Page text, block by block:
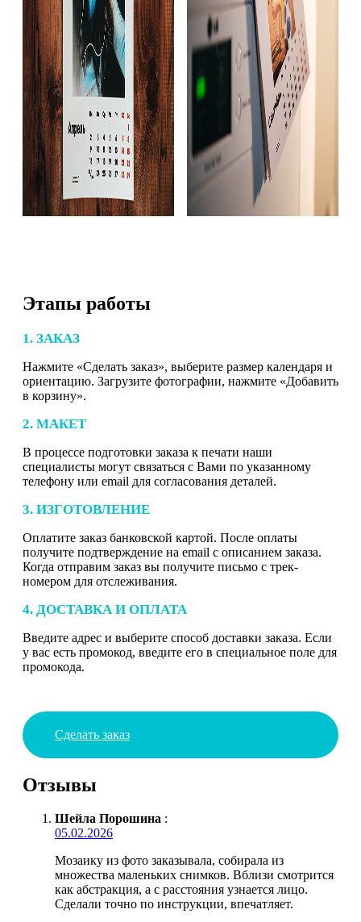
Этапы работы
1. ЗАКАЗ
Нажмите «Сделать заказ», выберите размер календаря и
ориентацию. Загрузите фотографии, нажмите «Добавить
в корзину».
2. МАКЕТ
В процессе подготовки заказа к печати наши
специалисты могут связаться с Вами по указанному
телефону или email для согласования деталей.
3. ИЗГОТОВЛЕНИЕ
Оплатите заказ банковской картой. После оплаты
получите подтверждение на email с описанием заказа.
Когда отправим заказ вы получите письмо с трек-
номером для отслеживания.
4. ДОСТАВКА И ОПЛАТА
Введите адрес и выберите способ доставки заказа. Если
у вас есть промокод, введите его в специальное поле для
промокода.
Сделать заказ
Отзывы
Шейла Порошина :
05.02.2026
Мозаику из фото заказывала, собирала из
множества маленьких снимков. Вблизи смотрится
как абстракция, а с расстояния узнается лицо.
Сделали точно по инструкции, впечатляет.